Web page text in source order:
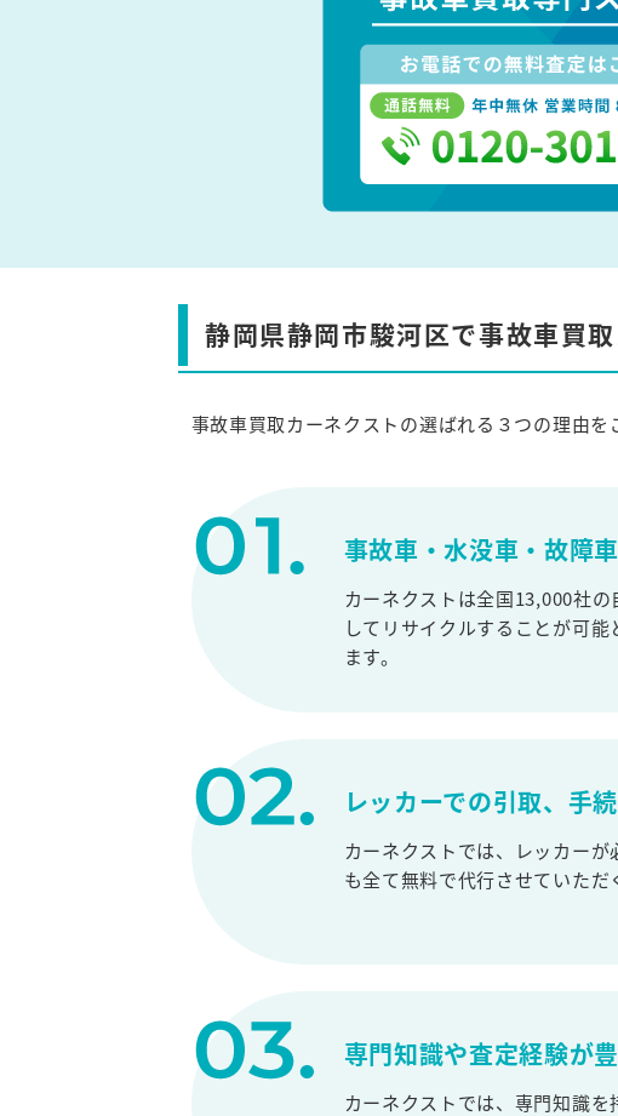
静岡県静岡市駿河区で事故車買
事故車買取カーネクストの選ばれる３つの理由を
事故車・水没車・故障
カーネクストは全国13,000社
してリサイクルすることが可
ます。
レッカーでの引取、手
カーネクストでは、レッカー
も全て無料で代行させていただ
専門知識や査定経験が
カーネクストでは、専門知識